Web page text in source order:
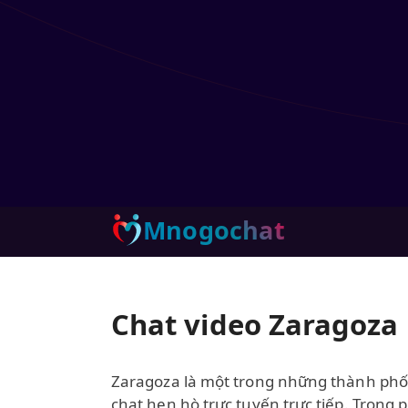
Mnogochat
Chat video Zaragoza
Zaragoza là một trong những thành